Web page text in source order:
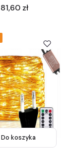
Cena
81,60 zł
Do koszyka